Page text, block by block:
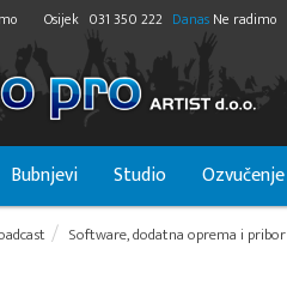
Osijek 031 350 222 Danas Ne radimo
Bubnjevi Studio Ozvučenje
Software, dodatna oprema i pribor